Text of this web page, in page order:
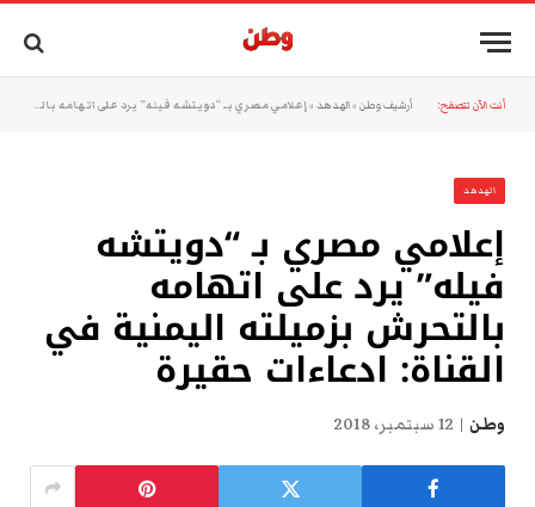
أنت الآن تتصفح: أرشيف وطن »الهدهد »إعلامي مصري بـ “دويتشه فيله” يرد على اتهامه بالتحرش بزميلته اليمنية في القناة: ادعاءات حقيرة
الهدهد
إعلامي مصري بـ “دويتشه
فيله” يرد على اتهامه
بالتحرش بزميلته اليمنية في
القناة: ادعاءات حقيرة
وطن 12 سبتمبر، 2018